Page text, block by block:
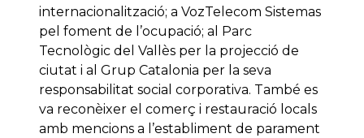
internacionalització; a VozTelecom Sistemas
pel foment de l’ocupació; al Parc
Tecnològic del Vallès per la projecció de
ciutat i al Grup Catalonia per la seva
responsabilitat social corporativa. També es
va reconèixer el comerç i restauració locals
amb mencions a l’establiment de parament